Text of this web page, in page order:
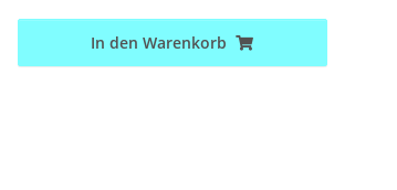
In den Warenkorb